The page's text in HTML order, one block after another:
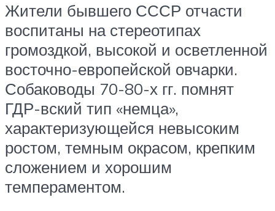
Жители бывшего СССР отчасти
воспитаны на стереотипах
громоздкой, высокой и осветленной
восточно-европейской овчарки.
Собаководы 70-80-х гг. помнят
ГДР-вский тип «немца»,
характеризующейся невысоким
ростом, темным окрасом, крепким
сложением и хорошим
темпераментом.